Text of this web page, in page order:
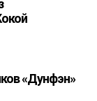
«Дунфэн»